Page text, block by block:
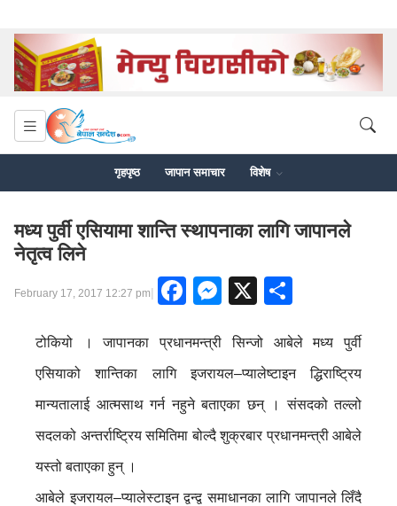
गृहपृष्ठ जापान समाचार विशेष
मध्य पुर्वी एसियामा शान्ति स्थापनाका लागि जापानले
नेतृत्व लिने
February 17, 2017 12:27 pm| Facebook
Messenger
X
टोकियो । जापानका प्रधानमन्त्री सिन्जो आबेले मध्य पुर्वी
एसियाको शान्तिका लागि इजरायल–प्यालेष्टाइन द्धिराष्ट्रिय
मान्यतालाई आत्मसाथ गर्न नहुने बताएका छन् । संसदको तल्लो
सदलको अन्तर्राष्ट्रिय समितिमा बोल्दै शुक्रबार प्रधानमन्त्री आबेले
यस्तो बताएका हुन् ।
आबेले इजरायल–प्यालेस्टाइन द्वन्द्व समाधानका लागि जापानले लिँदै